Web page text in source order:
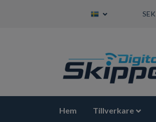
SEK
Hem Tillverkare